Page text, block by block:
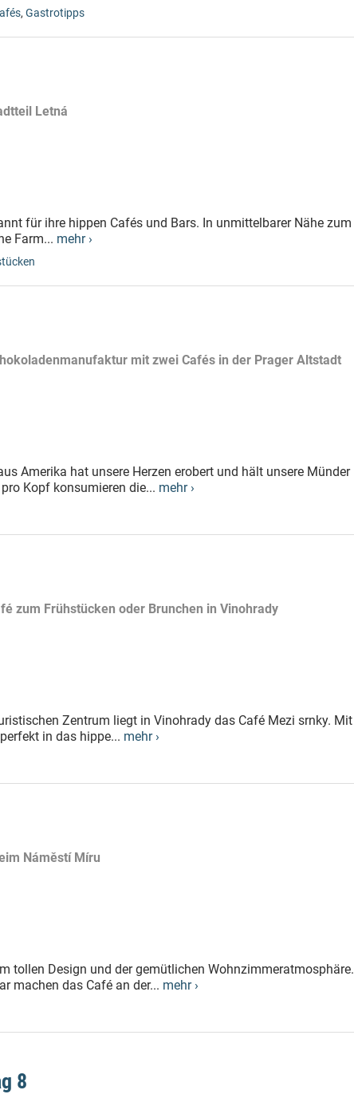
, Gastrotipps
Letná
für ihre hippen Cafés und Bars. In unmittelbarer Nähe zum
Farm... mehr ›
mit zwei Cafés in der Prager Altstadt
Amerika hat unsere Herzen erobert und hält unsere Münder
Kopf konsumieren die... mehr ›
zum Frühstücken oder Brunchen in Vinohrady
Zentrum liegt in Vinohrady das Café Mezi srnky. Mit
in das hippe... mehr ›
Náměstí Míru
tollen Design und der gemütlichen Wohnzimmeratmosphäre.
machen das Café an der... mehr ›
8